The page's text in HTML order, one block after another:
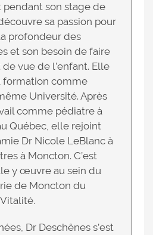
pendant son stage de
sa passion pour
profondeur des
et son besoin de faire
vue de l’enfant. Elle
formation comme
Université. Après
comme pédiatre à
Québec, elle rejoint
Dr Nicole LeBlanc à
à Moncton. C’est
y œuvre au sein du
de Moncton du
Dr Deschênes s’est